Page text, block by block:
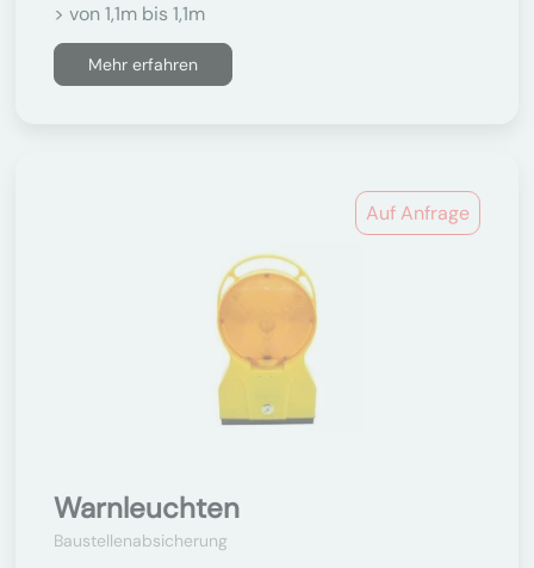
> von 1,1m bis 1,1m
Mehr erfahren
Auf Anfrage
Warnleuchten
Baustellenabsicherung